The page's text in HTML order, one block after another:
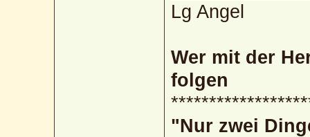
Lg Angel
Wer mit der
folgen
"Nur zwei